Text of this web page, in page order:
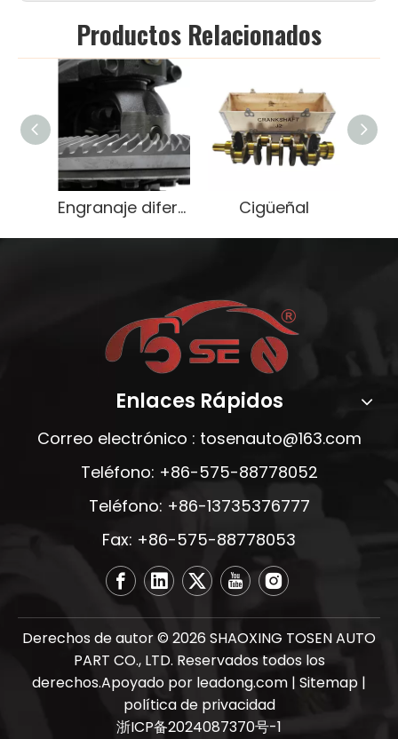
Productos Relacionados
Engranaje diferencial de servicio pesado OEM 9071666 Cigüeñal
Enlaces Rápidos
Correo electrónico : tosenauto@163.com
Teléfono: +86-575-88778052
Teléfono: +86-13735376777
Fax: +86-575-88778053
Derechos de autor ©2026 SHAOXING TOSEN AUTO
PART CO., LTD. Reservados todos los
derechos.Apoyado por leadong.com | Sitemap |
política de privacidad
浙ICP备2024087370号-1